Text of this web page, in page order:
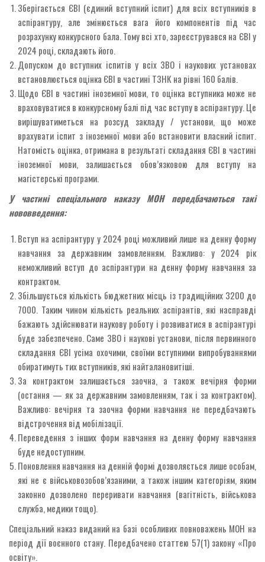
Зберігається ЄВІ (єдиний вступний іспит) для всіх вступників в
аспірантуру, але змінюється вага його компонентів під час
розрахунку конкурсного бала. Тому всі хто, зареєструвався на ЄВІ у
2024 році, складають його.
Допуском до вступних іспитів у всіх ЗВО і наукових установах
встановлюється оцінка ЄВІ в частині ТЗНК на рівні 160 балів.
Щодо ЄВІ в частині іноземної мови, то оцінка вступника може не
враховуватися в конкурсному балі під час вступу в аспірантуру. Це
вирішуватиметься на розсуд закладу / установи, що може
врахувати іспит з іноземної мови або встановити власний іспит.
Натомість оцінка, отримана в результаті складання ЄВІ в частині
іноземної мови, залишається обов’язковою для вступу на
магістерські програми.
У частині спеціального наказу МОН передбачаються такі
нововведення:
Вступ на аспірантуру у 2024 році можливий лише на денну форму
навчання за державним замовленням. Важливо: у 2024 рік
неможливий вступ до аспірантури на денну форму навчання за
контрактом.
Збільшується кількість бюджетних місць із традиційних 3200 до
7000. Таким чином кількість реальних аспірантів, які насправді
бажають здійснювати наукову роботу і розвиватися в аспірантурі
буде забезпечено. Саме ЗВО і наукові установи, після первинного
складання ЄВІ усіма охочими, своїми вступними випробуваннями
обиратимуть тих вступників, які найталановитіші.
За контрактом залишається заочна, а також вечірня форми
(остання — як за державним замовленням, так і за контрактом).
Важливо: вечірня та заочна форми навчання не передбачають
відстрочення від мобілізації.
Переведення з інших форм навчання на денну форму навчання
буде недоступним.
Поновлення навчання на денній формі дозволяється лише особам,
які не є військовозобов’язаними, а також іншим категоріям, яким
законно дозволено переривати навчання (вагітність, військова
служба, медики тощо).
Спеціальний наказ виданий на базі особливих повноважень МОН на
період дії воєнного стану. Передбачено статтею 57(1) закону «Про
освіту».